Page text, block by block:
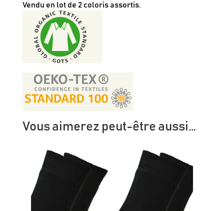
Vendu en lot de 2 coloris assortis.
Vous aimerez peut-être aussi…